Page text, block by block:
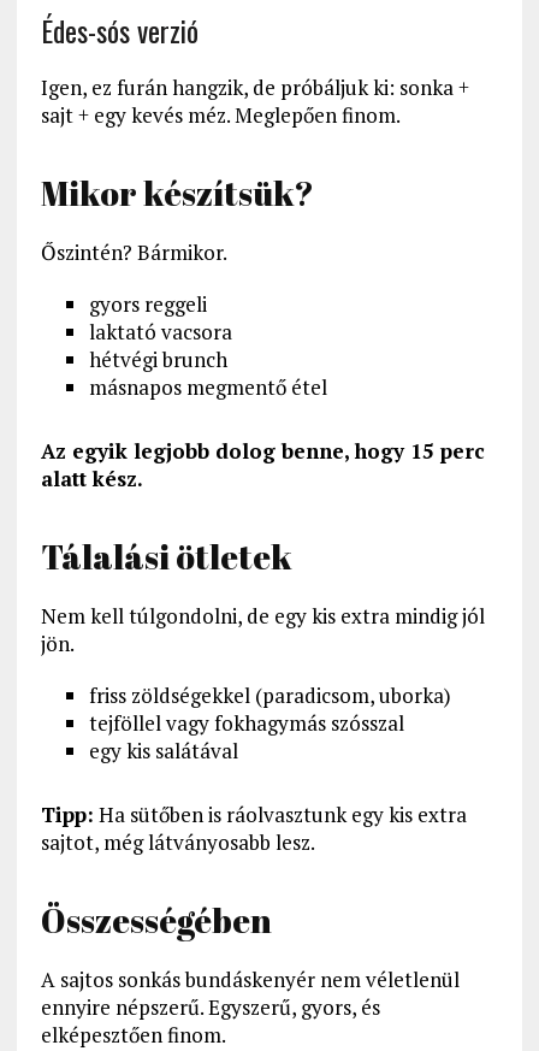
Édes-sós verzió
Igen, ez furán hangzik, de próbáljuk ki: sonka +
sajt + egy kevés méz. Meglepően finom.
Mikor készítsük?
Őszintén? Bármikor.
gyors reggeli
laktató vacsora
hétvégi brunch
másnapos megmentő étel
Az egyik legjobb dolog benne, hogy 15 perc
alatt kész.
Tálalási ötletek
Nem kell túlgondolni, de egy kis extra mindig jól
jön.
friss zöldségekkel (paradicsom, uborka)
tejföllel vagy fokhagymás szósszal
egy kis salátával
Tipp: Ha sütőben is ráolvasztunk egy kis extra
sajtot, még látványosabb lesz.
Összességében
A sajtos sonkás bundáskenyér nem véletlenül
ennyire népszerű. Egyszerű, gyors, és
elképesztően finom.